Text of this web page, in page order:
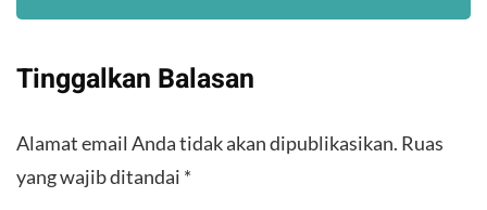
Tinggalkan Balasan
Alamat email Anda tidak akan dipublikasikan. Ruas
yang wajib ditandai *